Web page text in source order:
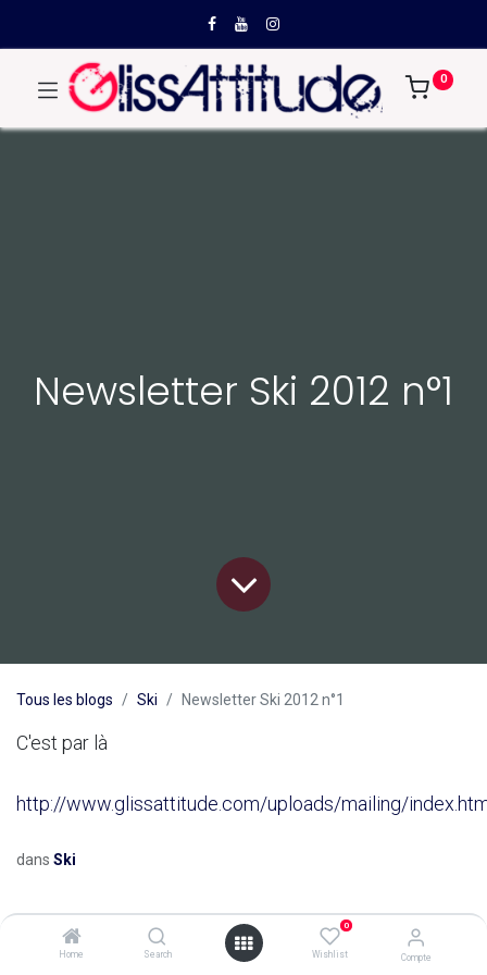
Home Search
0
Wishlist Compte
0
Newsletter Ski 2012 n°1
Tous les blogs Ski Newsletter Ski 2012 n°1
C'est par là
http://www.glissattitude.com/uploads/mailing/
dans Ski